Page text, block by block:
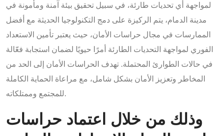
لمواجهة أي تحديات طارئة، في سبيل تحقيق بيئة آمنة ومأمونة في
مدينة الدمام، يتم الركيزة على دمج التكنولوجيا الحديثة مع أفضل
الممارسات في مجال حراسات الأمان، حيث يعتبر تأمين الاستعداد
الفوري لمواجهة التحديات الطارئة أمرًا حيويًا لضمان استجابة فعّالة
في حالات الطوارئ المحتملة. تهدف الحراسات الأمان إلى الحد من
المخاطر وتعزيز الأمان بشكل شامل، مع مراعاة الحماية الكاملة
للمجتمع وممتلكاته.
وذلك من خلال اعتماد حراسات